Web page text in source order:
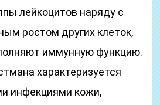
лейкоцитов наряду с
ростом других клеток,
иммунную функцию.
характеризуется
инфекциями кожи,